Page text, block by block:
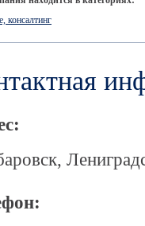
консалтинг